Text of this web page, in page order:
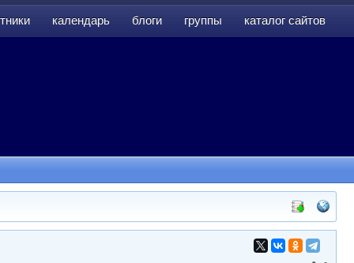
календарь блоги группы каталог сайтов